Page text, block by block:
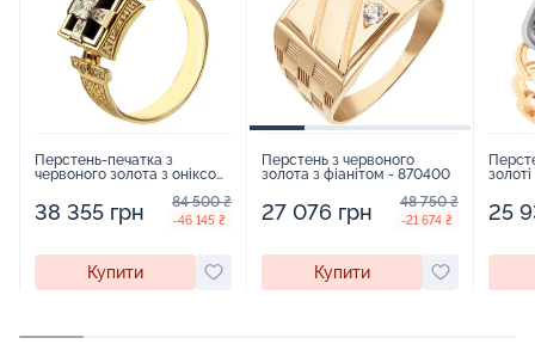
Перстень-печатка з
червоного золота з оніксом
38 355 грн 84 500 ₴
-46 145 ₴
Купити
Перстень з червоного
золота з фіанітом - 870400
27 076 грн 48 750 ₴
-21 674 ₴
Купити
25